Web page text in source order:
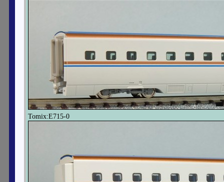
Tomix:E715-0